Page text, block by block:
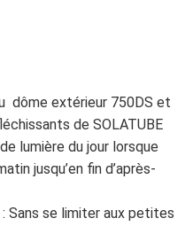
dôme extérieur 750DS et
de SOLATUBE
lumière du jour lorsque
jusqu’en fin d’après-
Sans se limiter aux petites